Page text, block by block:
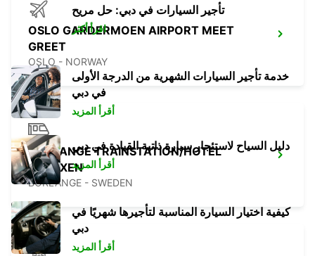
OSLO GARDERMOEN AIRPORT MEET
GREET
OSLO - NORWAY
BORLANGE TRAINSTATION/HOTEL
GALAXEN
BORLANGE - SWEDEN
تأجير السيارات في دبي: حل مريح
اقرأ أكثر
خدمة تأجير السيارات الشهرية من الدرجة الأولى
في دبي
أقرأ المزيد
دليل السياح لاستئجار سيارة ذاتية القيادة في دبي
أقرأ المزيد
كيفية اختيار السيارة المناسبة لتأجيرها شهريًا في
دبي
أقرأ المزيد